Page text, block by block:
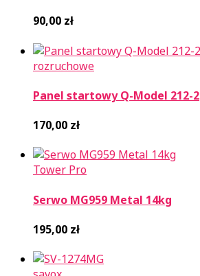
90,00 zł
rozruchowe
Panel startowy Q-Model 212-2
170,00 zł
Tower Pro
Serwo MG959 Metal 14kg
195,00 zł